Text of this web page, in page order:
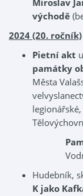
Miroslav
východě
2024 (20. ročník)
Pietní akt
památky
Města
Hudebník,
K jako